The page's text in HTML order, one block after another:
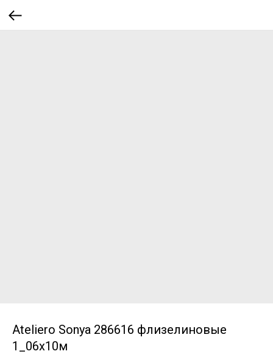
Ateliero Sonya 286616 флизелиновые
1_06x10м